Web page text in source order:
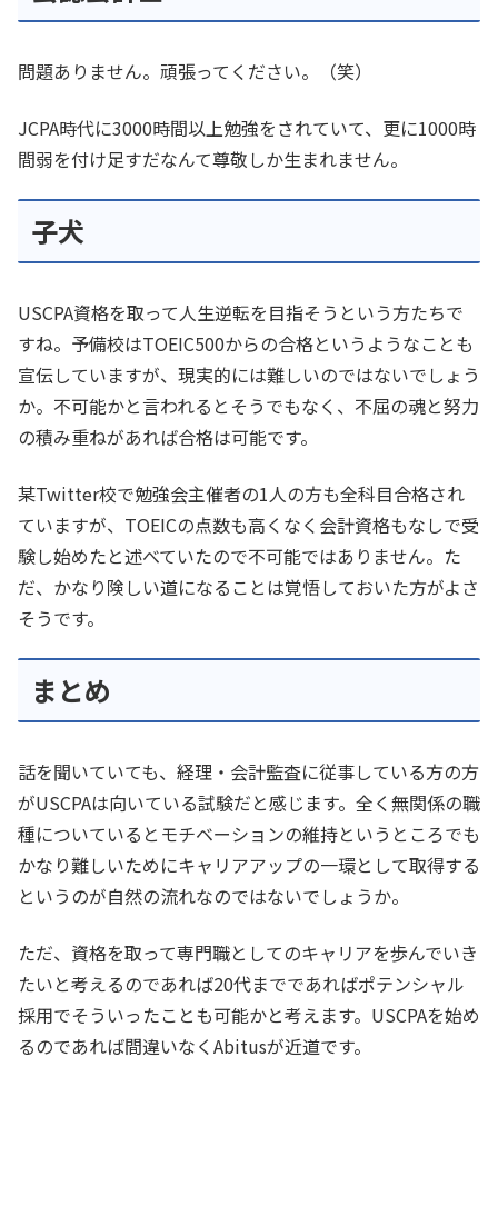
問題ありません。頑張ってください。（笑）
JCPA時代に3000時間以上勉強をされていて、更に1000時
間弱を付け足すだなんて尊敬しか生まれません。
子犬
USCPA資格を取って人生逆転を目指そうという方たちで
すね。予備校はTOEIC500からの合格というようなことも
宣伝していますが、現実的には難しいのではないでしょう
か。不可能かと言われるとそうでもなく、不屈の魂と努力
の積み重ねがあれば合格は可能です。
某Twitter校で勉強会主催者の1人の方も全科目合格され
ていますが、TOEICの点数も高くなく会計資格もなしで受
験し始めたと述べていたので不可能ではありません。た
だ、かなり険しい道になることは覚悟しておいた方がよさ
そうです。
まとめ
話を聞いていても、経理・会計監査に従事している方の方
がUSCPAは向いている試験だと感じます。全く無関係の職
種についているとモチベーションの維持というところでも
かなり難しいためにキャリアアップの一環として取得する
というのが自然の流れなのではないでしょうか。
ただ、資格を取って専門職としてのキャリアを歩んでいき
たいと考えるのであれば20代までであればポテンシャル
採用でそういったことも可能かと考えます。USCPAを始め
るのであれば間違いなくAbitusが近道です。